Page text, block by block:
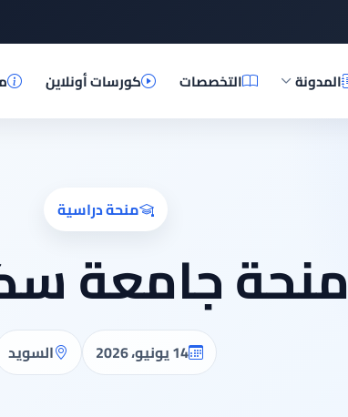
المدونة التخصصات كورسات أونلاين
منحة دراسية
منحة جامعة
14 يونيو، 2026 السويد